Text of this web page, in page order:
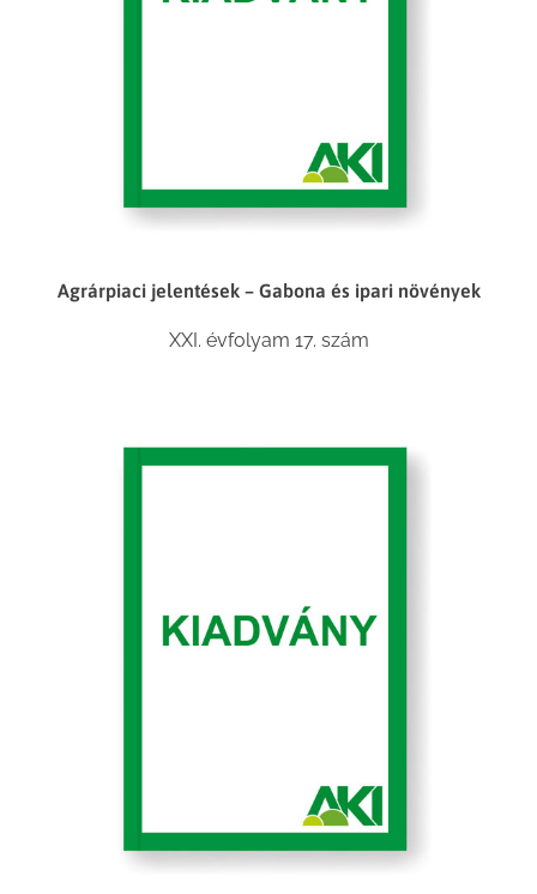
Agrárpiaci jelentések – Gabona és ipari növények
XXI. évfolyam 17. szám